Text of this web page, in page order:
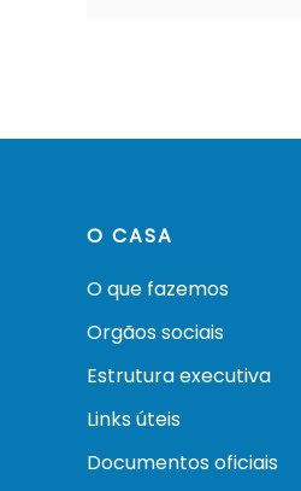
O CASA
O que fazemos
Orgãos sociais
Estrutura executiva
Links úteis
Documentos oficiais